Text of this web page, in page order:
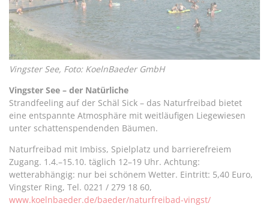
Vingster See, Foto: KoelnBaeder GmbH
Vingster See – der Natürliche
Strandfeeling auf der Schäl Sick – das Naturfreibad bietet
eine entspannte Atmosphäre mit weitläufigen Liegewiesen
unter schattenspendenden Bäumen.
Naturfreibad mit Imbiss, Spielplatz und barrierefreiem
Zugang. 1.4.–15.10. täglich 12–19 Uhr. Achtung:
wetterabhängig: nur bei schönem Wetter. Eintritt: 5,40 Euro,
Vingster Ring, Tel. 0221 / 279 18 60,
www.koelnbaeder.de/baeder/naturfreibad-vingst/